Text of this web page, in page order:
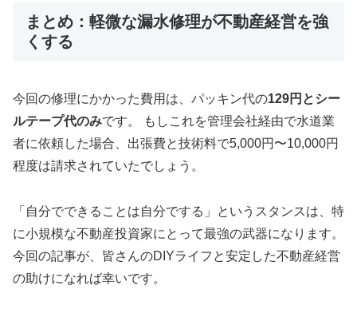
まとめ：軽微な漏水修理が不動産経営を強
くする
今回の修理にかかった費用は、パッキン代の129円とシー
ルテープ代のみです。 もしこれを管理会社経由で水道業
者に依頼した場合、出張費と技術料で5,000円〜10,000円
程度は請求されていたでしょう。
「自分でできることは自分でする」というスタンスは、特
に小規模な不動産投資家にとって最強の武器になります。
今回の記事が、皆さんのDIYライフと安定した不動産経営
の助けになれば幸いです。